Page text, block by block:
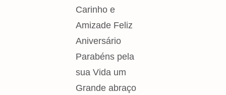
Carinho e
Amizade Feliz
Aniversário
Parabéns pela
sua Vida um
Grande abraço